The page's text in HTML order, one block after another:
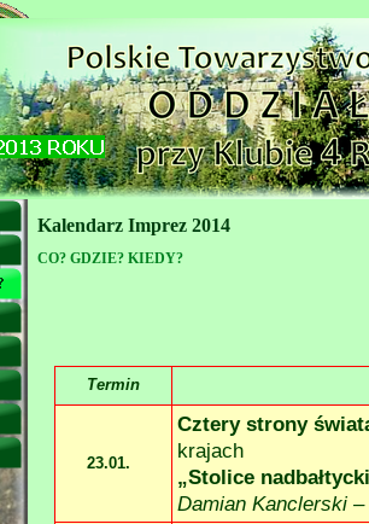
Kalendarz Imprez 2014
CO? GDZIE? KIEDY?
Termin
23.01.
Cztery strony
krajach
„Stolice
Damian Kanclerski